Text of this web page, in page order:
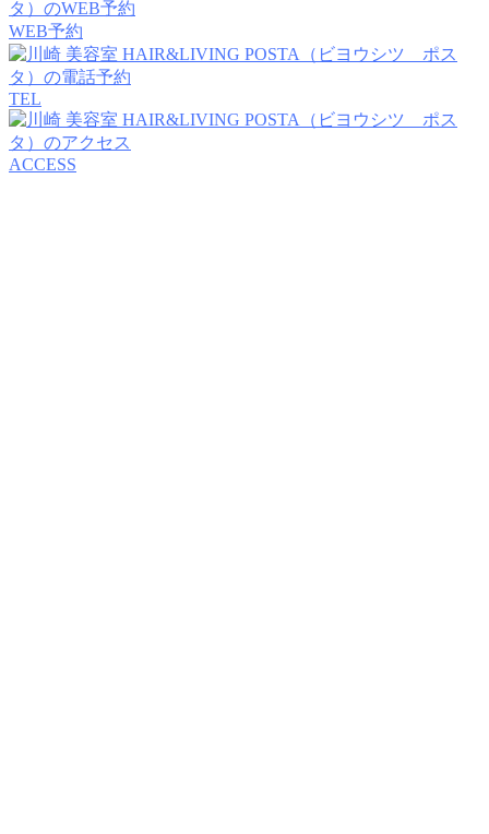
WEB予約
TEL
ACCESS